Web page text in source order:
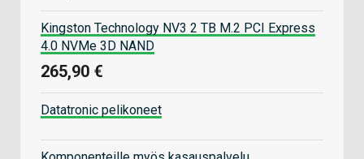
Kingston Technology NV3 2 TB M.2 PCI Express
4.0 NVMe 3D NAND
265,90 €
Datatronic pelikoneet